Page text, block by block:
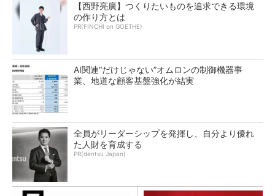
【西野亮廣】つくりたいものを追求できる環境
の作り方とは
PR(FINCHI on GOETHE)
AI関連“だけじゃない”オムロンの制御機器事
業、地道な顧客基盤強化が結実
全員がリーダーシップを発揮し、自分より優れ
た人財を育成する
PR(dentsu Japan)